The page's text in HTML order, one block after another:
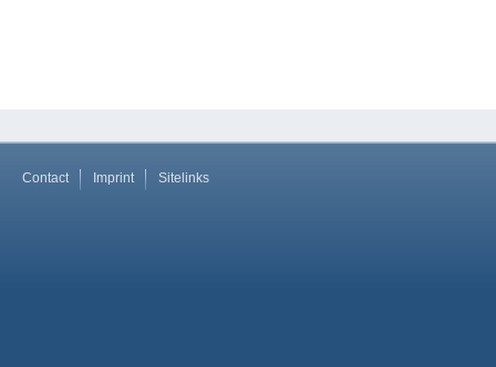
Contact Imprint Sitelinks